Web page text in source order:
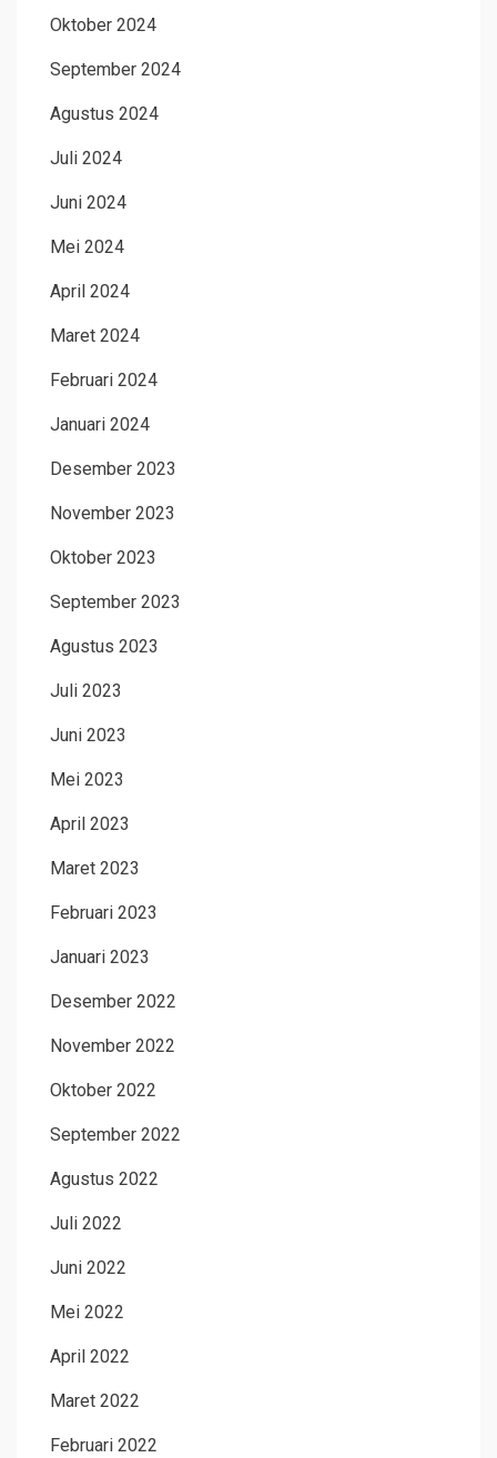
Oktober 2024
September 2024
Agustus 2024
Juli 2024
Juni 2024
Mei 2024
April 2024
Maret 2024
Februari 2024
Januari 2024
Desember 2023
November 2023
Oktober 2023
September 2023
Agustus 2023
Juli 2023
Juni 2023
Mei 2023
April 2023
Maret 2023
Februari 2023
Januari 2023
Desember 2022
November 2022
Oktober 2022
September 2022
Agustus 2022
Juli 2022
Juni 2022
Mei 2022
April 2022
Maret 2022
Februari 2022